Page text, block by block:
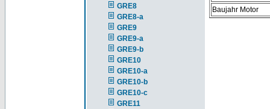
GRE8
GRE8-a
GRE9
GRE9-a
GRE9-b
GRE10
GRE10-a
GRE10-b
GRE10-c
GRE11
Baujahr Motor